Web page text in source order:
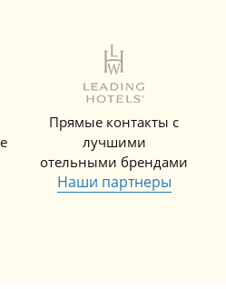
Прямые контакты с
лучшими
отельными брендами
Наши партнеры